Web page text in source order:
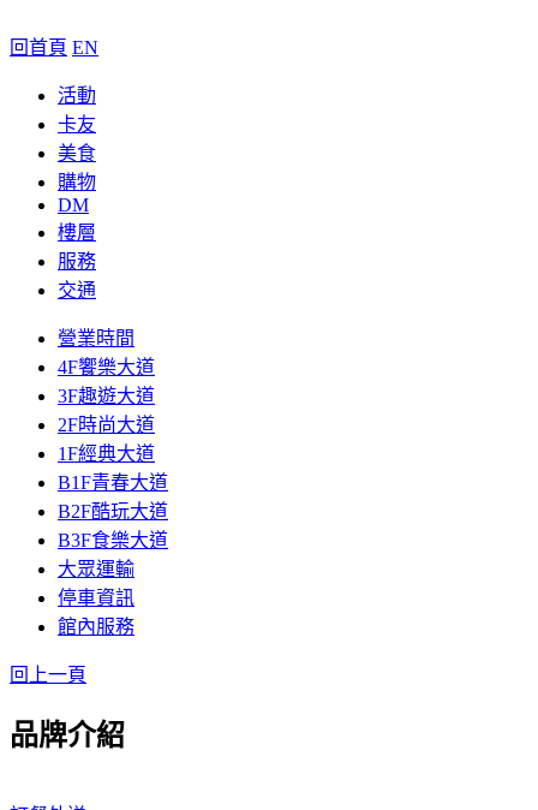
回首頁 EN
活動
卡友
美食
購物
DM
樓層
服務
交通
營業時間
4F饗樂大道
3F趣遊大道
2F時尚大道
1F經典大道
B1F青春大道
B2F酷玩大道
B3F食樂大道
大眾運輸
停車資訊
館內服務
回上一頁
品牌介紹